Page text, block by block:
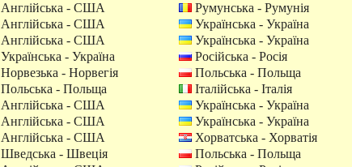
Англійська - США
Румунська - Румунія
Англійська - США
Українська - Україна
Англійська - США
Українська - Україна
Українська - Україна
Російська - Росія
Норвезька - Норвегія
Польська - Польща
Польська - Польща
Італійська - Італія
Англійська - США
Українська - Україна
Англійська - США
Українська - Україна
Англійська - США
Хорватська - Хорватія
Шведська - Швеція
Польська - Польща